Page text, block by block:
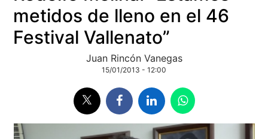
metidos de lleno en el 46
Festival Vallenato”
Juan Rincón Vanegas
15/01/2013 - 12:00